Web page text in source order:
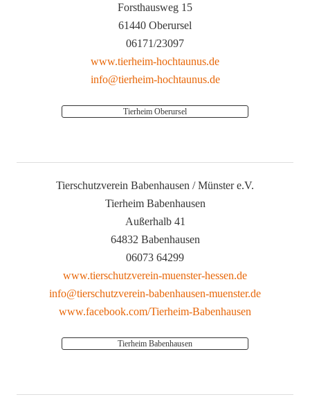
Forsthausweg 15
61440 Oberursel
06171/23097
www.tierheim-hochtaunus.de
info@tierheim-hochtaunus.de
Tierheim Oberursel
Tierschutzverein Babenhausen / Münster e.V.
Tierheim Babenhausen
Außerhalb 41
64832 Babenhausen
06073 64299
www.tierschutzverein-muenster-hessen.de
info@tierschutzverein-babenhausen-muenster.de
www.facebook.com/Tierheim-Babenhausen
Tierheim Babenhausen